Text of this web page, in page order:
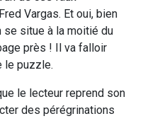
Vargas. Et oui, bien
se situe à la moitié du
près ! Il va falloir
le puzzle.
le lecteur reprend son
des pérégrinations